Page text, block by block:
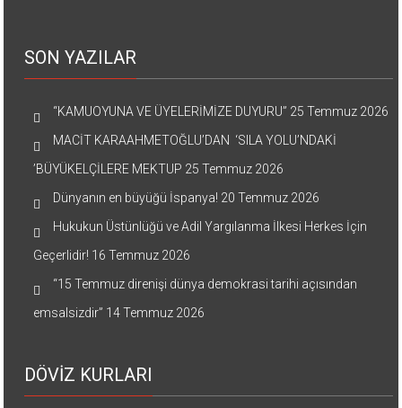
SON YAZILAR
“KAMUOYUNA VE ÜYELERİMİZE DUYURU” 25 Temmuz 2026
MACİT KARAAHMETOĞLU’DAN ‘SILA YOLU’NDAKİ
’BÜYÜKELÇİLERE MEKTUP 25 Temmuz 2026
Dünyanın en büyüğü İspanya! 20 Temmuz 2026
Hukukun Üstünlüğü ve Adil Yargılanma İlkesi Herkes İçin
Geçerlidir! 16 Temmuz 2026
“15 Temmuz direnişi dünya demokrasi tarihi açısından
emsalsizdir” 14 Temmuz 2026
DÖVİZ KURLARI